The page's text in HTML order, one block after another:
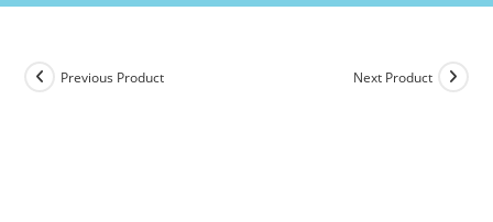
Previous Product Next Product